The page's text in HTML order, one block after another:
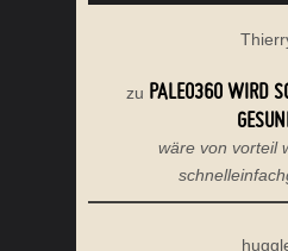
zu PALEO360 WIRD
wäre von vorteil